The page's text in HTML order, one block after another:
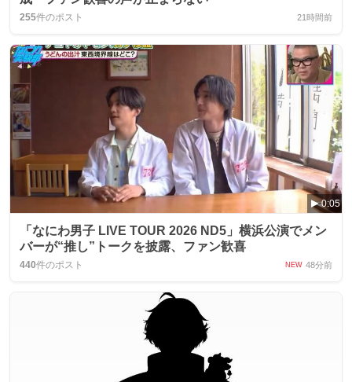
255件のポスト 21時間前
0:05
「なにわ男子 LIVE TOUR 2026 ND5」横浜公演でメン
バーが“推し”トークを披露、ファン歓喜
440件のポスト NEW 48分前